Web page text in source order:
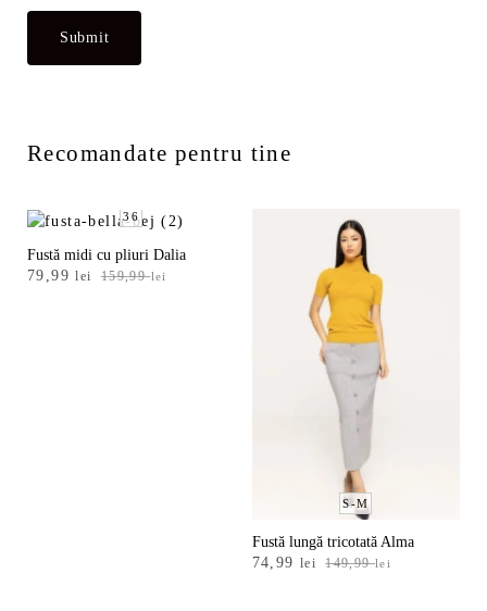
Recomandate pentru tine
36
Fustă midi cu pliuri Dalia
159,99lei
Prețul
79,99lei
Prețul
S-M
Fustă lungă tricotată Alma
149,99lei
Prețul
74,99 lei
Prețul